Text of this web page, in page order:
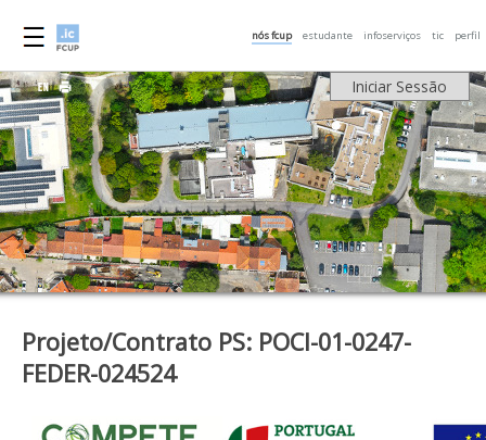
nós fcup estudante infoserviços tic perfil
Iniciar Sessão
Projeto/Contrato PS: POCI-01-0247-
FEDER-024524